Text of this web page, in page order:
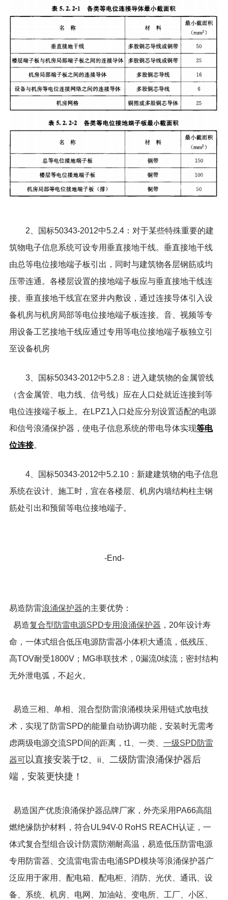
2、国标50343-2012中5.2.4：对于某些特殊重要的建
筑物电子信息系统可设专用垂直接地干线。垂直接地干线
由总等电位接地端子板引出，同时与建筑物各层钢筋或均
压带连通。各楼层设置的接地端子板应与垂直接地干线连
接。垂直接地干线宜在竖井内敷设，通过连接导体引入设
备机房与机房局部等电位接地端子板连接。音、视频等专
用设备工艺接地干线应通过专用等电位接地端子板独立引
至设备机房
3、国标50343-2012中5.2.8：进入建筑物的金属管线
（含金属管、电力线、信号线）应在人口处就近连接到等
电位连接端子板上。在LPZ1入口处应分别设置适配的电源
和信号浪涌保护器，使电子信息系统的带电导体实现等电
位连接。
4、国标50343-2012中5.2.10：新建建筑物的电子信息
系统在设计、施工时，宜在各楼层、机房内墙结构柱主钢
筋处引出和预留等电位接地端子。
-End-
易造防雷浪涌保护器的主要优势：
易造复合型防雷电源SPD专用浪涌保护器 ，20年设计寿
命，一体式组合低压电源防雷器小体积大通流，低残压、
高TOV耐受1800V；MG串联技术，0漏流0续流；密封结构
无外泄电弧，不起火。
易造三相、单相、混合型防雷浪涌模块采用链式放电技
术，实现了防雷SPD的能量自动协调功能，安装时无需考
虑两级电源交流SPD间的距离， t1、一类、 一级SPD防雷
器可以直接安装于t2、 ii、
二级防雷浪涌保护器后
端，安装更快捷！
易造国产优质浪涌保护器品牌厂家，外壳采用PA66高阻
燃绝缘防护材料，符合UL94V-0 RoHS REACH认证，一
体式复合型组合设计防震防潮耐高温，易造低压防雷电源
专用防雷器、交流雷电雷击电涌SPD模块等浪涌保护器广
泛应用于家用、配电箱、配电柜、消防、光伏、通讯、设
备、系统、机房、电网、加油站、变电所、工厂、小区、